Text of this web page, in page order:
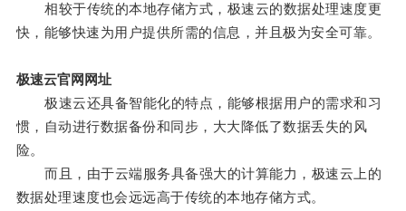
相较于传统的本地存储方式，极速云的数据处理速度更
快，能够快速为用户提供所需的信息，并且极为安全可靠。
极速云官网网址
极速云还具备智能化的特点，能够根据用户的需求和习
惯，自动进行数据备份和同步，大大降低了数据丢失的风
险。
而且，由于云端服务具备强大的计算能力，极速云上的
数据处理速度也会远远高于传统的本地存储方式。